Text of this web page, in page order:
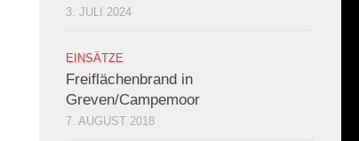
3. JULI 2024
EINSÄTZE
Freiflächenbrand in
Greven/Campemoor
7. AUGUST 2018